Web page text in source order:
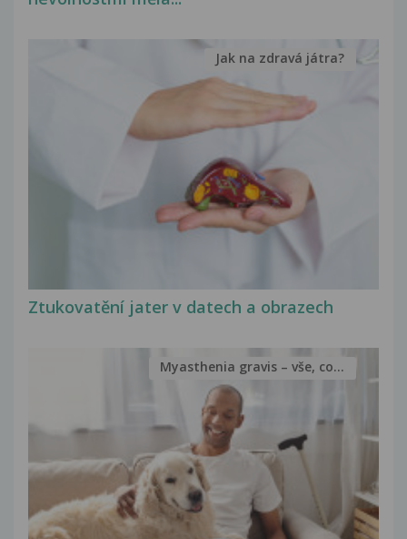
Ztukovatění jater v datech a obrazech
Jak na zdravá játra?
Myasthenia gravis – vše, co...